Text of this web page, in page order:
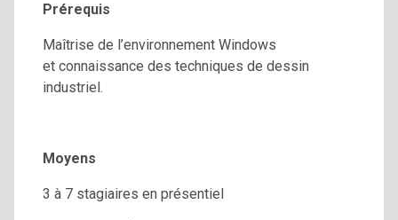
Prérequis
Maîtrise de l’environnement Windows
et connaissance des techniques de dessin
industriel.
Moyens
3 à 7 stagiaires en présentiel